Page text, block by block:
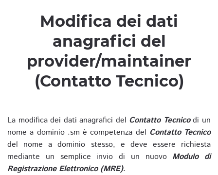
Modifica dei dati
anagrafici del
provider/maintainer
(Contatto Tecnico)
La modifica dei dati anagrafici del Contatto Tecnicodi un
nome a dominio .sm è competenza del Contatto Tecnico
del nome a dominio stesso, e deve essere richiesta
mediante un semplice invio di un nuovo Modulo di
Registrazione Elettronico (MRE).